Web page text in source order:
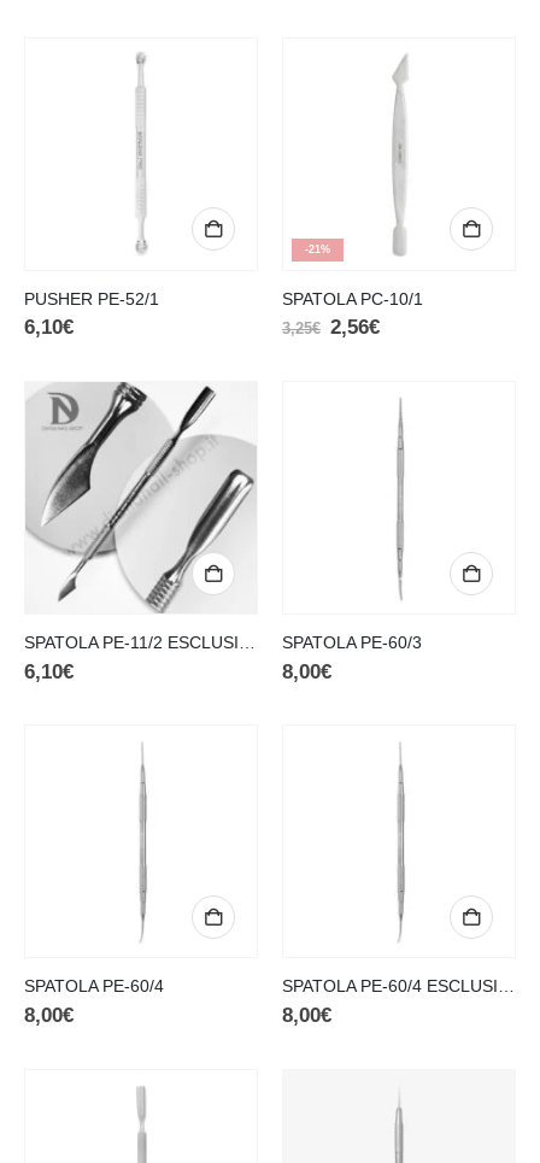
PUSHER PE-52/1
6,10€
-21%
SPATOLA PC-10/1
3,25€ 2,56€
6,10€
SPATOLA PE-60/3
8,00€
SPATOLA PE-60/4
8,00€
SPATOLA PE-60/4 ESCLUSIVA DIANA NAILS
8,00€